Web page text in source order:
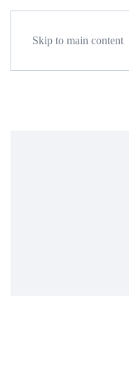
Skip to main content